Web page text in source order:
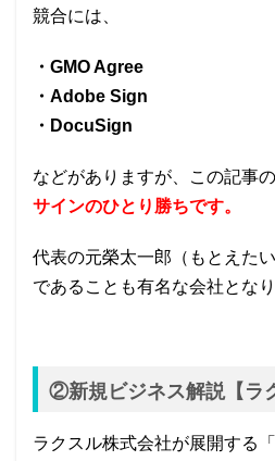
競合には、
・GMO Agree
・Adobe Sign
・DocuSign
などがありますが、この記事
サインのひとり勝ちです。
代表の元榮太一郎（もとえた
であることも有名な会社となり
②新規ビジネス解説【ラ
ラクスル株式会社が展開する